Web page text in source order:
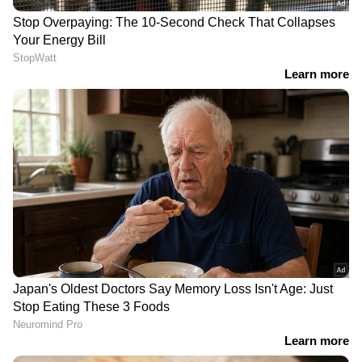
രംഗത്തെത്തിയിരുന്നു. മുന്നണി രാഷ്ട്രീയം
എന്നത് ഒറ്റക്കക്ഷി തീരുമാനം അല്ലെന്നും
മധ്യപ്രദേശിലെ അനുഭവം കോണ്‍ഗ്രസ്
ഓര്‍ക്കണമെന്നും അദ്ദേഹം ഫേസ്ബുക്കില്‍
കുറിച്ചു.
ലഭിക്കാൻAsianet News Malayalam
RECOMMENDED STORIES